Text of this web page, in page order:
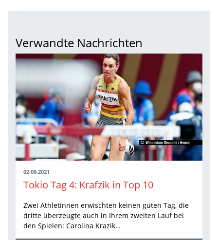
Verwandte Nachrichten
02.08.2021
Tokio Tag 4: Krafzik in Top 10
Zwei Athletinnen erwischten keinen guten Tag, die
dritte überzeugte auch in ihrem zweiten Lauf bei
den Spielen: Carolina Krazik…